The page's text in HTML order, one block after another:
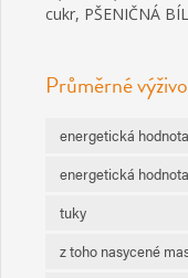
cukr, PŠENIČNÁ
Průměrné
energetická hodnota
energetická hodnota
tuky
z toho nasycené